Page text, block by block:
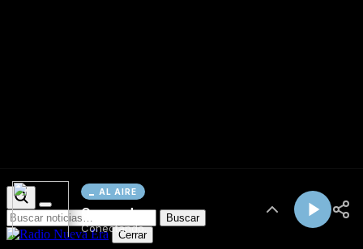
AL AIRE
Cargando...
Conectando...